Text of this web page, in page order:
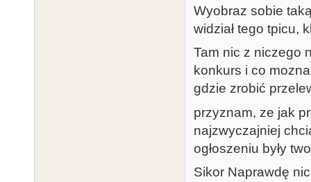
Wyobraz sobie
widział tego tpicu,
Tam nic z niczego
konkurs i co
gdzie zrobić
przyznam, ze jak
najzwyczajniej
ogłoszeniu były
Sikor Naprawdę